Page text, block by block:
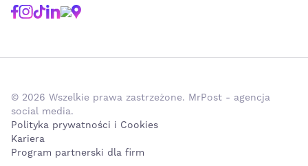
© 2026 Wszelkie prawa zastrzeżone. MrPost - agencja
social media.
Polityka prywatności i Cookies
Kariera
Program partnerski dla firm